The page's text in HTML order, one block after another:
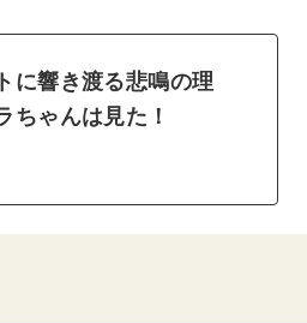
に響き渡る悲鳴の理
ちゃんは見た！